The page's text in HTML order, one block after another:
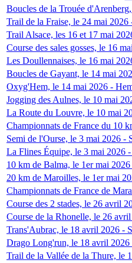
Boucles de la Trouée
Trail de la Fraise, le 24 mai 2026
Trail Alsace, les 16 et 17 mai
Course des sales gosses, le 16
Les Doullennaises, le 16 mai
Boucles de Gayant, le 14 mai
Oxyg'Hem, le 14 mai 2026 -
Jogging des Aulnes, le 10 mai
La Route du Louvre, le 10 mai
Championnats de France du 10
Semi de l'Ourse, le 3 mai 2026 -
La Flines Équipe, le 3 mai 2026
10 km de Balma, le 1er mai
20 km de Maroilles, le 1er mai
Championnats de France de
Course des 2 stades, le 26 avril
Course de la Rhonelle, le 26
Trans'Aubrac, le 18 avril 2026 -
Drago Long'run, le 18 avril
Trail de la Vallée de la Thure, le